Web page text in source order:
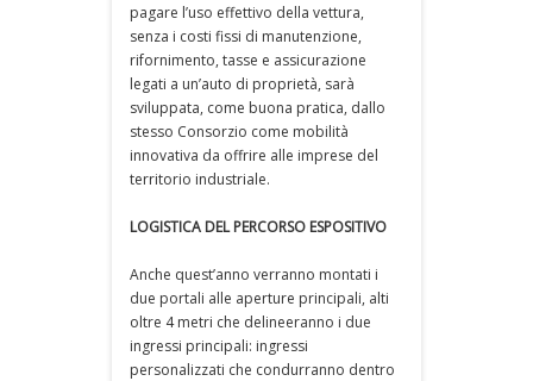
pagare l’uso effettivo della vettura,
senza i costi fissi di manutenzione,
rifornimento, tasse e assicurazione
legati a un’auto di proprietà, sarà
sviluppata, come buona pratica, dallo
stesso Consorzio come mobilità
innovativa da offrire alle imprese del
territorio industriale.
LOGISTICA DEL PERCORSO ESPOSITIVO
Anche quest’anno verranno montati i
due portali alle aperture principali, alti
oltre 4 metri che delineeranno i due
ingressi principali: ingressi
personalizzati che condurranno dentro